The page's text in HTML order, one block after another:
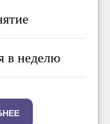
в неделю